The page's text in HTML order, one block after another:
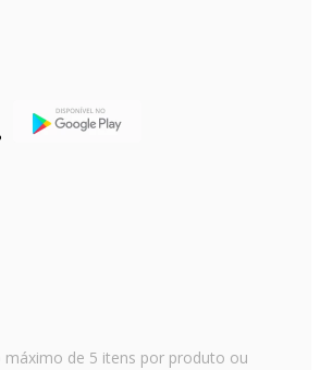
máximo de 5 itens por produto ou